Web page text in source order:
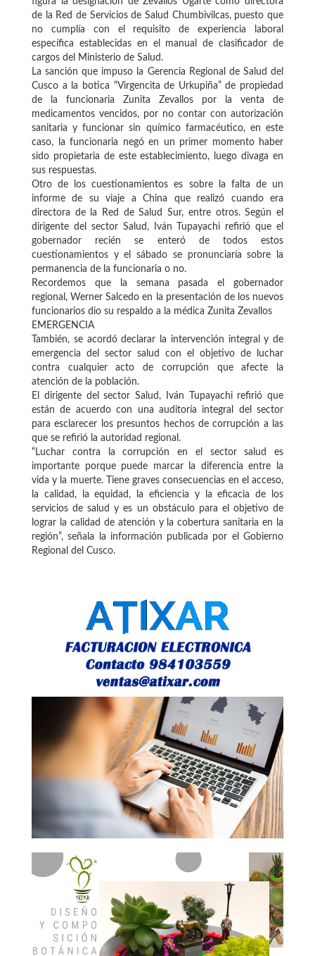
de la Red de Servicios de Salud Chumbivilcas, puesto que
no cumplía con el requisito de experiencia laboral
específica establecidas en el manual de clasificador de
cargos del Ministerio de Salud.
La sanción que impuso la Gerencia Regional de Salud del
Cusco a la botica “Virgencita de Urkupiña” de propiedad
de la funcionaria Zunita Zevallos por la venta de
medicamentos vencidos, por no contar con autorización
sanitaria y funcionar sin químico farmacéutico, en este
caso, la funcionaria negó en un primer momento haber
sido propietaria de este establecimiento, luego divaga en
sus respuestas.
Otro de los cuestionamientos es sobre la falta de un
informe de su viaje a China que realizó cuando era
directora de la Red de Salud Sur, entre otros. Según el
dirigente del sector Salud, Iván Tupayachi refirió que el
gobernador recién se enteró de todos estos
cuestionamientos y el sábado se pronunciaría sobre la
permanencia de la funcionaria o no.
Recordemos que la semana pasada el gobernador
regional, Werner Salcedo en la presentación de los nuevos
funcionarios dio su respaldo a la médica Zunita Zevallos
EMERGENCIA
También, se acordó declarar la intervención integral y de
emergencia del sector salud con el objetivo de luchar
contra cualquier acto de corrupción que afecte la
atención de la población.
El dirigente del sector Salud, Iván Tupayachi refirió que
están de acuerdo con una auditoría integral del sector
para esclarecer los presuntos hechos de corrupción a las
que se refirió la autoridad regional.
“Luchar contra la corrupción en el sector salud es
importante porque puede marcar la diferencia entre la
vida y la muerte. Tiene graves consecuencias en el acceso,
la calidad, la equidad, la eficiencia y la eficacia de los
servicios de salud y es un obstáculo para el objetivo de
lograr la calidad de atención y la cobertura sanitaria en la
región”, señala la información publicada por el Gobierno
Regional del Cusco.